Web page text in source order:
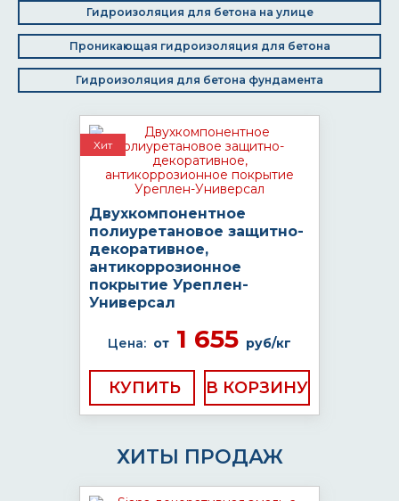
Гидроизоляция для бетона на улице
Проникающая гидроизоляция для бетона
Гидроизоляция для бетона фундамента
Хит
Двухкомпонентное
полиуретановое защитно-
декоративное,
антикоррозионное
покрытие Уреплен-
Универсал
Цена: от 1 655 руб/кг
КУПИТЬ
ХИТЫ ПРОДАЖ